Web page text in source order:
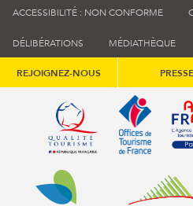
ACCESSIBILITÉ : NON CONFORME
DÉLIBÉRATIONS MÉDIATHÈQUE
REJOIGNEZ-NOUS PRESSE
Qualité tourismeOffice de
Annemasse Agglo (s'ouvre